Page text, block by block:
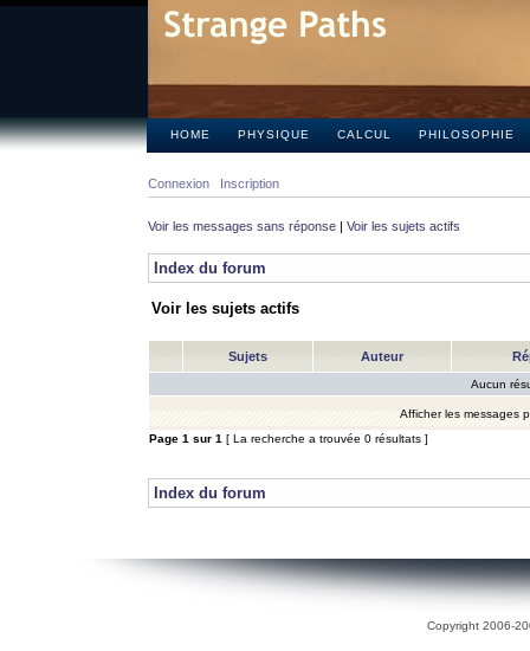
HOME PHYSIQUE CALCUL PHILOSOPHIE
Connexion Inscription
Voir les messages sans réponse | Voir les sujets actifs
Index du forum
Voir les sujets actifs
Sujets Auteur
Aucun
Afficher les messages
Page 1 sur 1 [ La recherche a trouvée 0 résultats ]
Index du forum
Copyright 2006-